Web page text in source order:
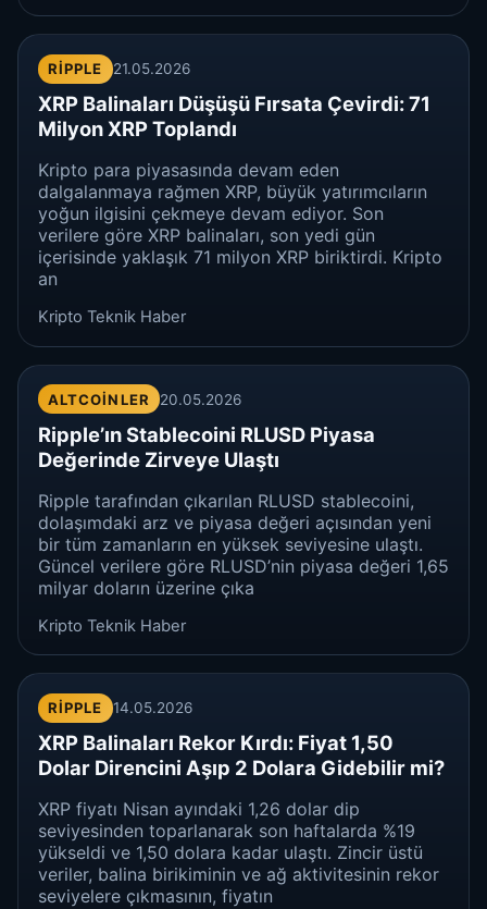
RIPPLE 21.05.2026
XRP Balinaları Düşüşü Fırsata Çevirdi: 71
Milyon XRP Toplandı
Kripto para piyasasında devam eden
dalgalanmaya rağmen XRP, büyük yatırımcıların
yoğun ilgisini çekmeye devam ediyor. Son
verilere göre XRP balinaları, son yedi gün
içerisinde yaklaşık 71 milyon XRP biriktirdi. Kripto
an
Kripto Teknik Haber
ALTCOINLER 20.05.2026
Ripple’ın Stablecoini RLUSD Piyasa
Değerinde Zirveye Ulaştı
Ripple tarafından çıkarılan RLUSD stablecoini,
dolaşımdaki arz ve piyasa değeri açısından yeni
bir tüm zamanların en yüksek seviyesine ulaştı.
Güncel verilere göre RLUSD’nin piyasa değeri 1,65
milyar doların üzerine çıka
Kripto Teknik Haber
RIPPLE 14.05.2026
XRP Balinaları Rekor Kırdı: Fiyat 1,50
Dolar Direncini Aşıp 2 Dolara Gidebilir mi?
XRP fiyatı Nisan ayındaki 1,26 dolar dip
seviyesinden toparlanarak son haftalarda %19
yükseldi ve 1,50 dolara kadar ulaştı. Zincir üstü
veriler, balina birikiminin ve ağ aktivitesinin rekor
seviyelere çıkmasının, fiyatın